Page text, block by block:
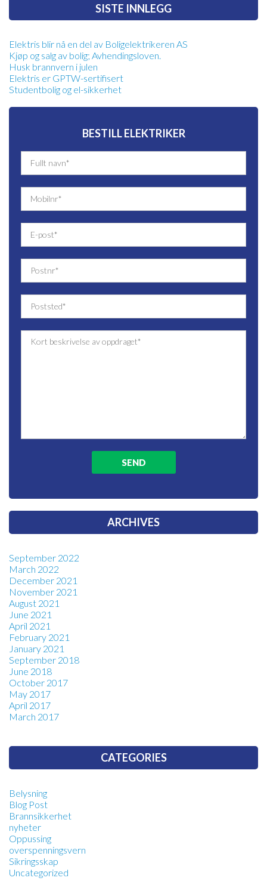
SISTE INNLEGG
Elektris blir nå en del av Boligelektrikeren AS
Kjøp og salg av bolig; Avhendingsloven.
Husk brannvern i julen
Elektris er GPTW-sertifisert
Studentbolig og el-sikkerhet
BESTILL ELEKTRIKER
ARCHIVES
September 2022
March 2022
December 2021
November 2021
August 2021
June 2021
April 2021
February 2021
January 2021
September 2018
June 2018
October 2017
May 2017
April 2017
March 2017
CATEGORIES
Belysning
Blog Post
Brannsikkerhet
nyheter
Oppussing
overspenningsvern
Sikringsskap
Uncategorized